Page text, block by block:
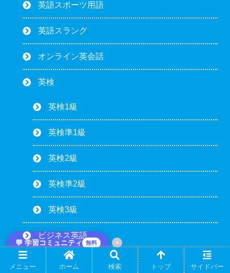
💬 学習コミュニティ 無料 ×
英語スポーツ用語
英語スラング
オンライン英会話
英検
英検1級
英検準1級
英検2級
英検準2級
英検3級
ビジネス英語
AI・ツール活用
メニュー ホーム 検索 トップ サイドバー